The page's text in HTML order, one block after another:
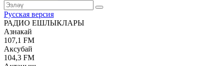
Русская версия
РАДИО ЕШЛЫКЛАРЫ
Азнакай
107,1 FM
Аксубай
104,3 FM